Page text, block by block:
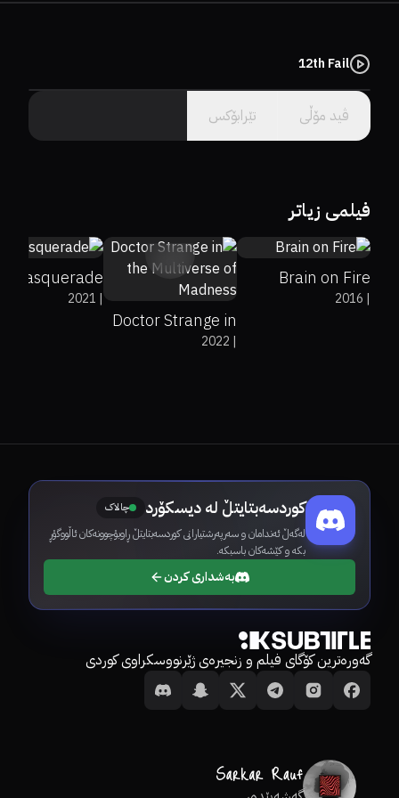
12th Fail
ڤید مۆڵى تێرابۆکس
سێرڤەرێک هەڵبژێرە.
فیلمی زیاتر
Brain on Fire
|
2016
Doctor Strange in
the Multiverse of|
2022
Masquerade
|
2021
کوردسەبتایتڵ لە دیسکۆرد چالاک
لەگەڵ ئەندامان و سەرپەرشتیارانی کوردسەبتایتڵ ڕاوبۆچوونەکان ئاڵووگۆڕ
بکە و کێشەکان باسبکە.
بەشداری کردن
گەورەترین کۆگای فیلم و زنجیرەی ژێرنووسکراوی کوردی